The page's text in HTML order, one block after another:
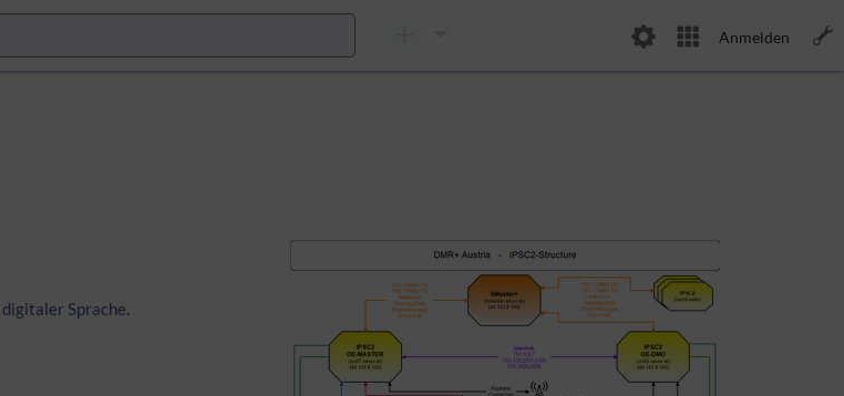
Anmelden
digitaler Sprache.